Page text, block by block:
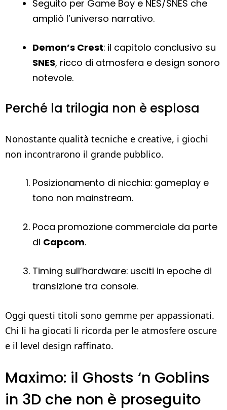
Seguito per Game Boy e NES/SNES che
ampliò l’universo narrativo.
Demon’s Crest: il capitolo conclusivo su
SNES, ricco di atmosfera e design sonoro
notevole.
Perché la trilogia non è esplosa
Nonostante qualità tecniche e creative, i giochi
non incontrarono il grande pubblico.
Posizionamento di nicchia: gameplay e
tono non mainstream.
Poca promozione commerciale da parte
di Capcom.
Timing sull’hardware: usciti in epoche di
transizione tra console.
Oggi questi titoli sono gemme per appassionati.
Chi li ha giocati li ricorda per le atmosfere oscure
e il level design raffinato.
Maximo: il Ghosts ‘n Goblins
in 3D che non è proseguito